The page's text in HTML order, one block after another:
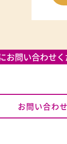
お問い合わせ
お問い合わせ